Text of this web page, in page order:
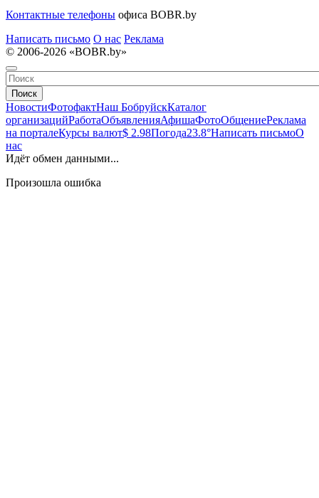
Контактные телефоны офиса BOBR.by
Написать письмо О нас Реклама
© 2006-2026 «BOBR.by»
Поиск
НовостиФотофактНаш БобруйскКаталог
организацийРаботаОбъявленияАфишаФотоОбщениеРеклама
на порталеКурсы валют$ 2.98Погода23.8°Написать письмоО
нас
Идёт обмен данными...
Произошла ошибка